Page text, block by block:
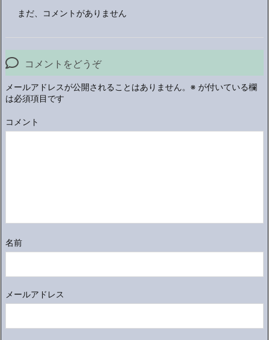
まだ、コメントがありません
コメントをどうぞ
メールアドレスが公開されることはありません。 ※ が付いている欄
は必須項目です
コメント
名前
メールアドレス